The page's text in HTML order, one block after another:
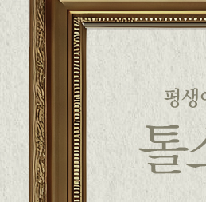
생 다다른 자리
포로 (1872) - 264
끝난 뒤 (1903) - 280
지 (1905) - 292
황금 (1885) - 303
- 310
토이의 삶 - 323
토이 연보 - 332